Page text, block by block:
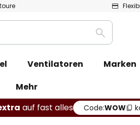
Suche
Ventilatoren
Marken
Mehr
auf fast alles Code:WOW